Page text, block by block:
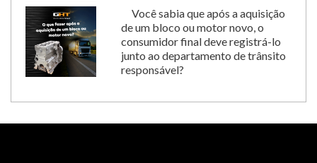
Você sabia que após a aquisição
de um bloco ou motor novo, o
consumidor final deve registrá-lo
junto ao departamento de trânsito
responsável?